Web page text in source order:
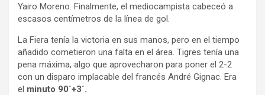
Yairo Moreno. Finalmente, el mediocampista cabeceó a
escasos centímetros de la línea de gol.
La Fiera tenía la victoria en sus manos, pero en el tiempo
añadido cometieron una falta en el área. Tigres tenía una
pena máxima, algo que aprovecharon para poner el 2-2
con un disparo implacable del francés André Gignac. Era
el minuto 90´+3´.